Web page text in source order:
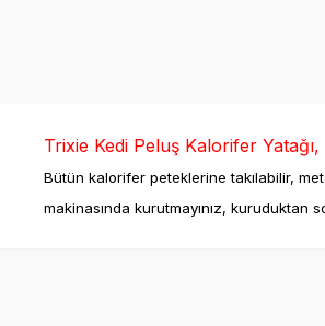
Trixie Kedi Peluş Kalorifer
Bütün kalorifer peteklerine takılabilir,
makinasında kurutmayınız, kuruduktan